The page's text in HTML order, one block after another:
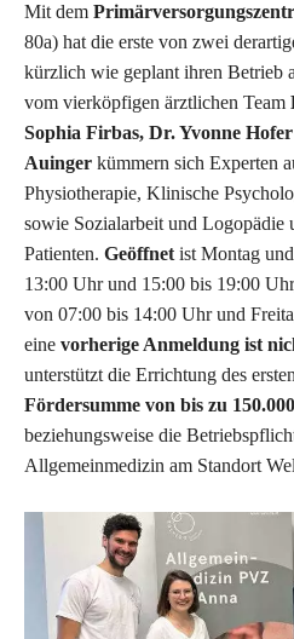
Mit dem
80a) hat die erste von zwei
kürzlich wie geplant ihren Betrieb
vom vierköpfigen ärztlichen Team
Sophia Firbas, Dr. Yvonne
Auinger kümmern sich Experten
Physiotherapie, Klinische
sowie Sozialarbeit und Logopädie
Patienten. Geöffnet ist Montag
13:00 Uhr und 15:00 bis 19:00
von 07:00 bis 14:00 Uhr und
eine vorherige Anmeldung ist
unterstützt die Errichtung des
Fördersumme von bis zu
beziehungsweise die
Allgemeinmedizin am Standort